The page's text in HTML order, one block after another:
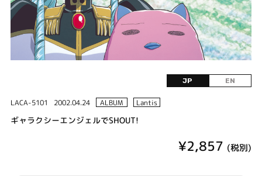
JP EN
LACA-5101 2002.04.24 ALBUM Lantis
ギャラクシーエンジェルでSHOUT!
¥2,857 (税別)